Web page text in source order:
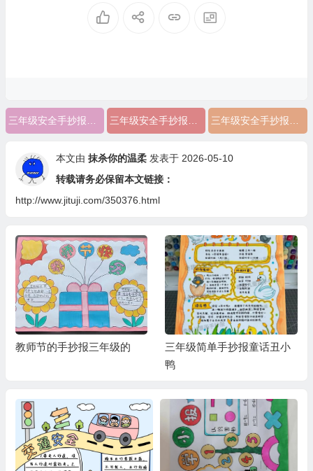
本文由 抹杀你的温柔发表于 2026-05-10
转载请务必保留本文链接：
http://www.jituji.com/350376.html
教师节的手抄报三年级的
三年级简单手抄报童话丑小
鸭